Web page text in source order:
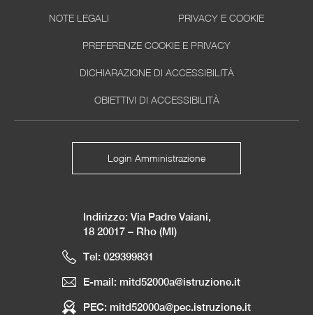
NOTE LEGALI PRIVACY E COOKIE
PREFERENZE COOKIE E PRIVACY
DICHIARAZIONE DI ACCESSIBILITÀ
OBIETTIVI DI ACCESSIBILITÀ
Login Amministrazione
Indirizzo: Via Padre Vaiani,
18 20017 – Rho (MI)
Tel: 029399831
E-mail: mitd52000a@istruzione.it
PEC: mitd52000a@pec.istruzione.it